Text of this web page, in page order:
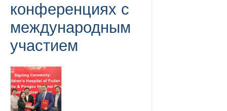
конференциях с
международным
участием